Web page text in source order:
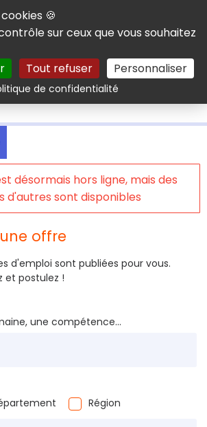
des cookies
🍪
sur ceux que vous souhaitez
Tout refuser Personnaliser
de confidentialitéRechercher
désormais hors ligne, mais des
d'autres sont disponibles
offre
d'emploi sont publiées pour vous.
et postulez !
une compétence...
Région